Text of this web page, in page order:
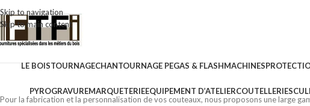
Skip to navigation
Skip to main content
LE BOISTOURNAGECHANTOURNAGE PEGAS & FLASHMACHINES
PYROGRAVUREMARQUETERIEEQUIPEMENT D’ATELIERCOUTELLERIE
Pour la fabrication et la personnalisation de vos couteaux, nous proposons une large